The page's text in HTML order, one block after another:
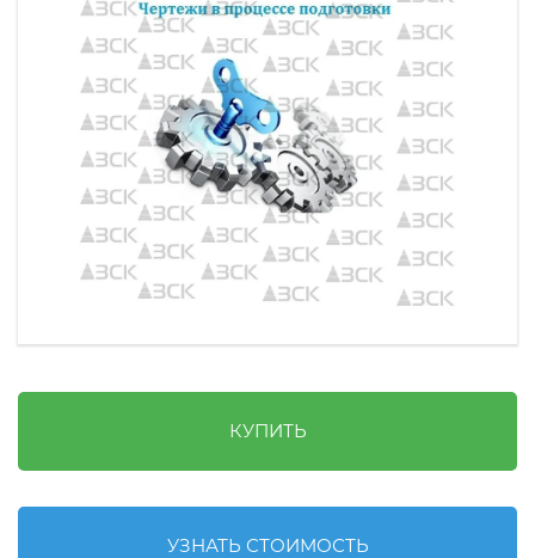
КУПИТЬ
УЗНАТЬ СТОИМОСТЬ